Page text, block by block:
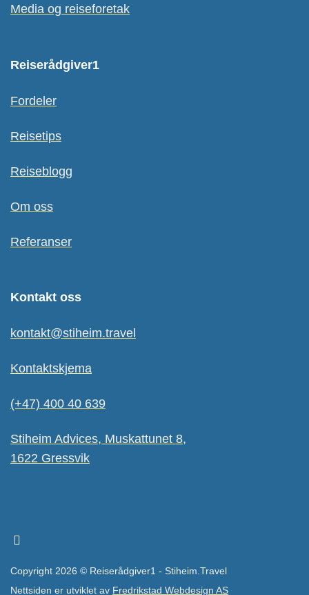
Media og reiseforetak
Reiserådgiver1
Fordeler
Reisetips
Reiseblogg
Om oss
Referanser
Kontakt oss
kontakt@stiheim.travel
Kontaktskjema
(+47) 400 40 639
Stiheim Advices, Muskattunet 8,
1622 Gressvik
Copyright 2026 © Reiserådgiver1 - Stiheim.Travel
Nettsiden er utviklet av Fredrikstad Webdesign AS